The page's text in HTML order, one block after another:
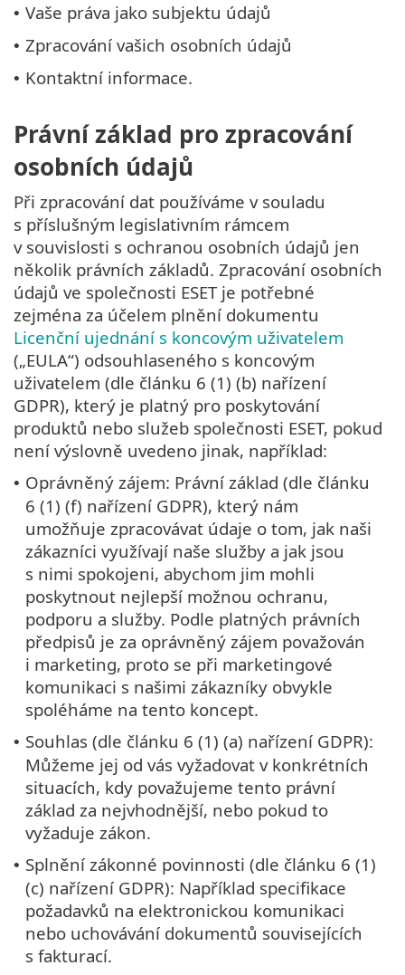
• Vaše práva jako subjektu údajů
• Zpracování vašich osobních údajů
• Kontaktní informace.
Právní základ pro zpracování
osobních údajů
Při zpracování dat používáme v souladu
s příslušným legislativním rámcem
v souvislosti s ochranou osobních údajů jen
několik právních základů. Zpracování osobních
údajů ve společnosti ESET je potřebné
zejména za účelem plnění dokumentu
Licenční ujednání s koncovým uživatelem
(„EULA“) odsouhlaseného s koncovým
uživatelem (dle článku 6 (1) (b) nařízení
GDPR), který je platný pro poskytování
produktů nebo služeb společnosti ESET, pokud
není výslovně uvedeno jinak, například:
• Oprávněný zájem: Právní základ (dle článku
6 (1) (f) nařízení GDPR), který nám
umožňuje zpracovávat údaje o tom, jak naši
zákazníci využívají naše služby a jak jsou
s nimi spokojeni, abychom jim mohli
poskytnout nejlepší možnou ochranu,
podporu a služby. Podle platných právních
předpisů je za oprávněný zájem považován
i marketing, proto se při marketingové
komunikaci s našimi zákazníky obvykle
spoléháme na tento koncept.
• Souhlas (dle článku 6 (1) (a) nařízení GDPR):
Můžeme jej od vás vyžadovat v konkrétních
situacích, kdy považujeme tento právní
základ za nejvhodnější, nebo pokud to
vyžaduje zákon.
• Splnění zákonné povinnosti (dle článku 6 (1)
(c) nařízení GDPR): Například specifikace
požadavků na elektronickou komunikaci
nebo uchovávání dokumentů souvisejících
s fakturací.